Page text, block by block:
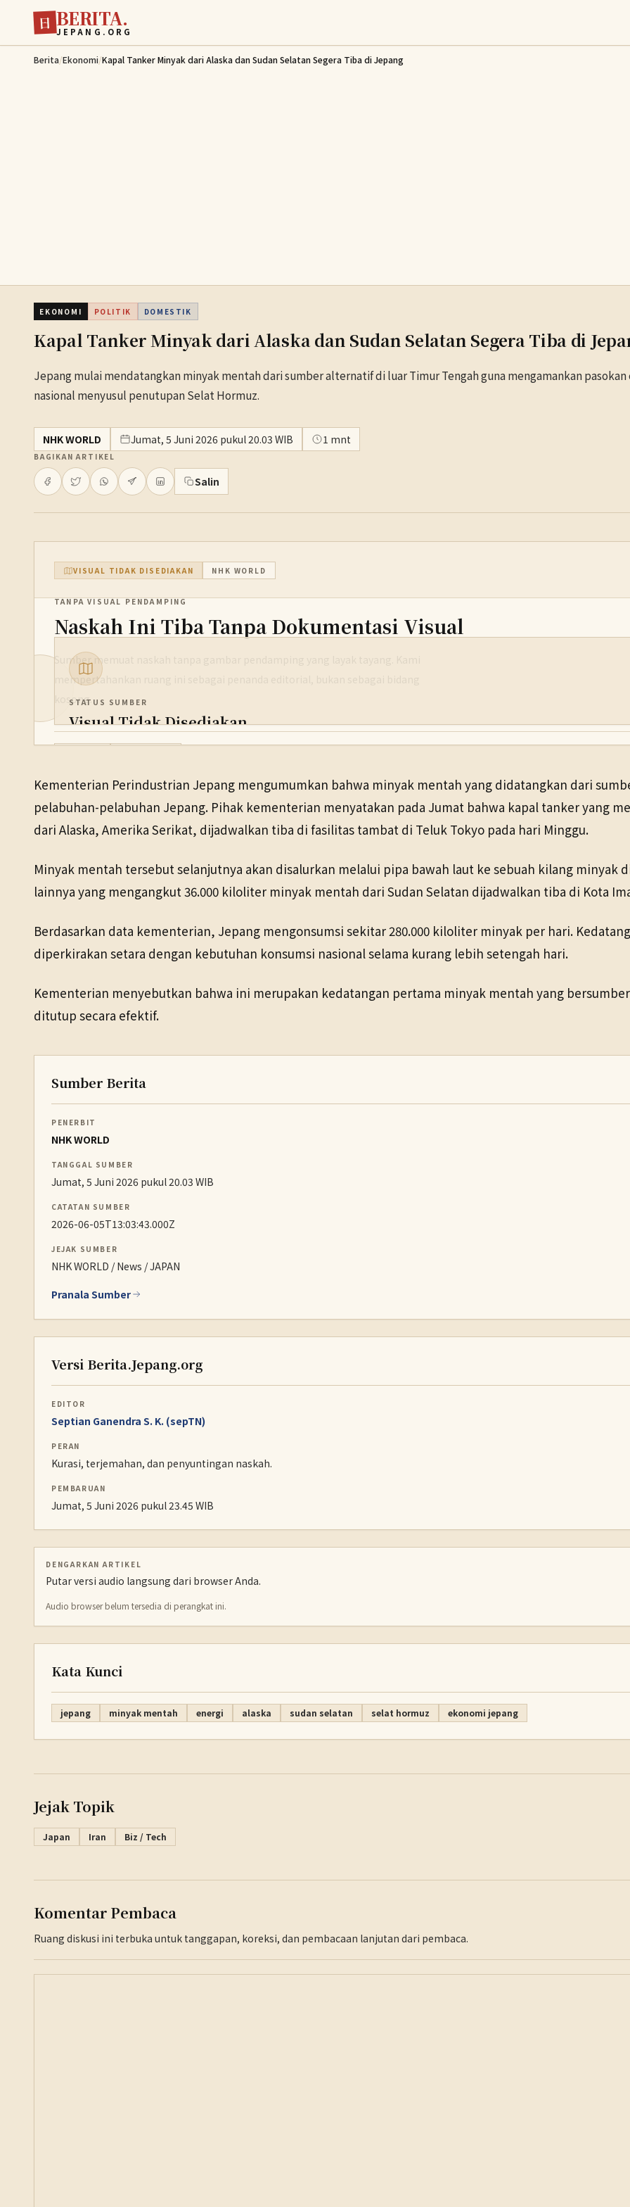
Lewati ke konten utama
日 BERITA.
JEPANG.ORG
Berita/Ekonomi/Kapal Tanker Minyak dari Alaska dan Sudan Selatan Segera Tiba di Jepang
EKONOMI POLITIK DOMESTIK
Kapal Tanker Minyak dari Alaska dan Sudan Selatan Segera Tiba di
Jepang mulai mendatangkan minyak mentah dari sumber alternatif di luar Timur Tengah guna mengamankan pasokan
nasional menyusul penutupan Selat Hormuz.
NHK WORLD Jumat, 5 Juni 2026 pukul 20.03 WIB 1 mnt
BAGIKAN ARTIKEL
Salin
VISUAL TIDAK DISEDIAKAN NHK WORLD
TANPA VISUAL PENDAMPING
Naskah Ini Tiba Tanpa Dokumentasi Visual
Sumber memuat naskah tanpa gambar pendamping yang layak tayang. Kami
mempertahankan ruang ini sebagai penanda editorial, bukan sebagai bidang
kosong.
STATUS SUMBER
Visual Tidak Disediakan
5 Jun 2026
Kementerian Perindustrian Jepang mengumumkan bahwa minyak mentah yang didatangkan dari
pelabuhan-pelabuhan Jepang. Pihak kementerian menyatakan pada Jumat bahwa kapal tanker yang
dari Alaska, Amerika Serikat, dijadwalkan tiba di fasilitas tambat di Teluk Tokyo pada hari Minggu.
Minyak mentah tersebut selanjutnya akan disalurkan melalui pipa bawah laut ke sebuah kilang minyak
lainnya yang mengangkut 36.000 kiloliter minyak mentah dari Sudan Selatan dijadwalkan tiba di Kota
Berdasarkan data kementerian, Jepang mengonsumsi sekitar 280.000 kiloliter minyak per hari.
diperkirakan setara dengan kebutuhan konsumsi nasional selama kurang lebih setengah hari.
Kementerian menyebutkan bahwa ini merupakan kedatangan pertama minyak mentah yang
ditutup secara efektif.
Sumber Berita
PENERBIT
NHK WORLD
TANGGAL SUMBER
Jumat, 5 Juni 2026 pukul 20.03 WIB
CATATAN SUMBER
2026-06-05T13:03:43.000Z
JEJAK SUMBER
NHK WORLD / News / JAPAN
Pranala Sumber
Versi Berita.Jepang.org
EDITOR
Septian Ganendra S. K. (sepTN)
PERAN
Kurasi, terjemahan, dan penyuntingan naskah.
PEMBARUAN
Jumat, 5 Juni 2026 pukul 23.45 WIB
DENGARKAN ARTIKEL
Putar versi audio langsung dari browser Anda.
Audio browser belum tersedia di perangkat ini.
Kata Kunci
jepang minyak mentah energi alaska sudan selatan selat hormuz ekonomi jepang
Jejak Topik
Japan Iran Biz / Tech
Komentar Pembaca
Ruang diskusi ini terbuka untuk tanggapan, koreksi, dan pembacaan lanjutan dari pembaca.